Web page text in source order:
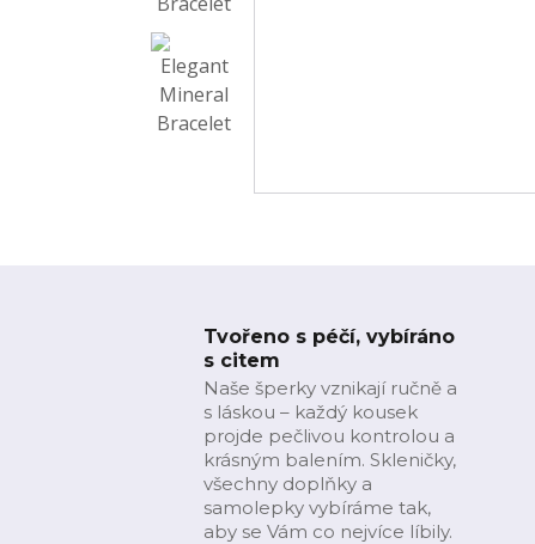
Tvořeno s péčí, vybíráno
s citem
Naše šperky vznikají ručně a
s láskou – každý kousek
projde pečlivou kontrolou a
krásným balením. Skleničky,
všechny doplňky a
samolepky vybíráme tak,
aby se Vám co nejvíce líbily.